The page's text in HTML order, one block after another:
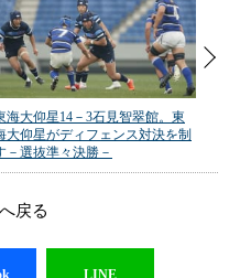
海大仰星14－3石見智翠館。東
大仰星がディフェンス対決を制
－選抜準々決勝－
戻る
LINE